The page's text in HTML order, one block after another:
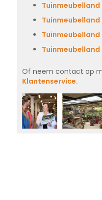
Tuinmeubelland
Tuinmeubelland
Of neem contact op
Klantenservice.